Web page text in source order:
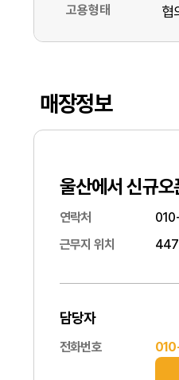
고용형태 협
매장정보
울산에서 신규
연락처
근무지 위치
담당자
전화번호